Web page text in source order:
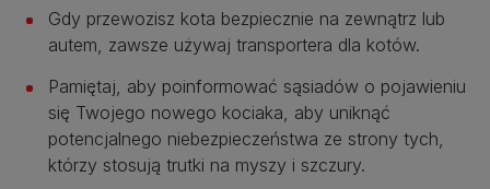
Gdy przewozisz kota bezpiecznie na zewnątrz lub
autem, zawsze używaj transportera dla kotów.
Pamiętaj, aby poinformować sąsiadów o pojawieniu
się Twojego nowego kociaka, aby uniknąć
potencjalnego niebezpieczeństwa ze strony tych,
którzy stosują trutki na myszy i szczury.